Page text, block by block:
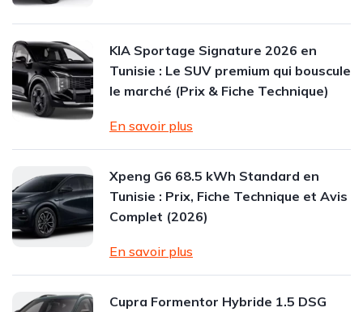
KIA Sportage Signature 2026 en
Tunisie : Le SUV premium qui bouscule
le marché (Prix & Fiche Technique)
En savoir plus
Xpeng G6 68.5 kWh Standard en
Tunisie : Prix, Fiche Technique et Avis
Complet (2026)
En savoir plus
Cupra Formentor Hybride 1.5 DSG